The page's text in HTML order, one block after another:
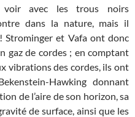
voir avec les trous noirs
dans la nature, mais il
Strominger et Vafa ont donc
gaz de cordes ; en comptant
vibrations des cordes, ils ont
Hawking donnant
de l’aire de son horizon, sa
de surface, ainsi que les